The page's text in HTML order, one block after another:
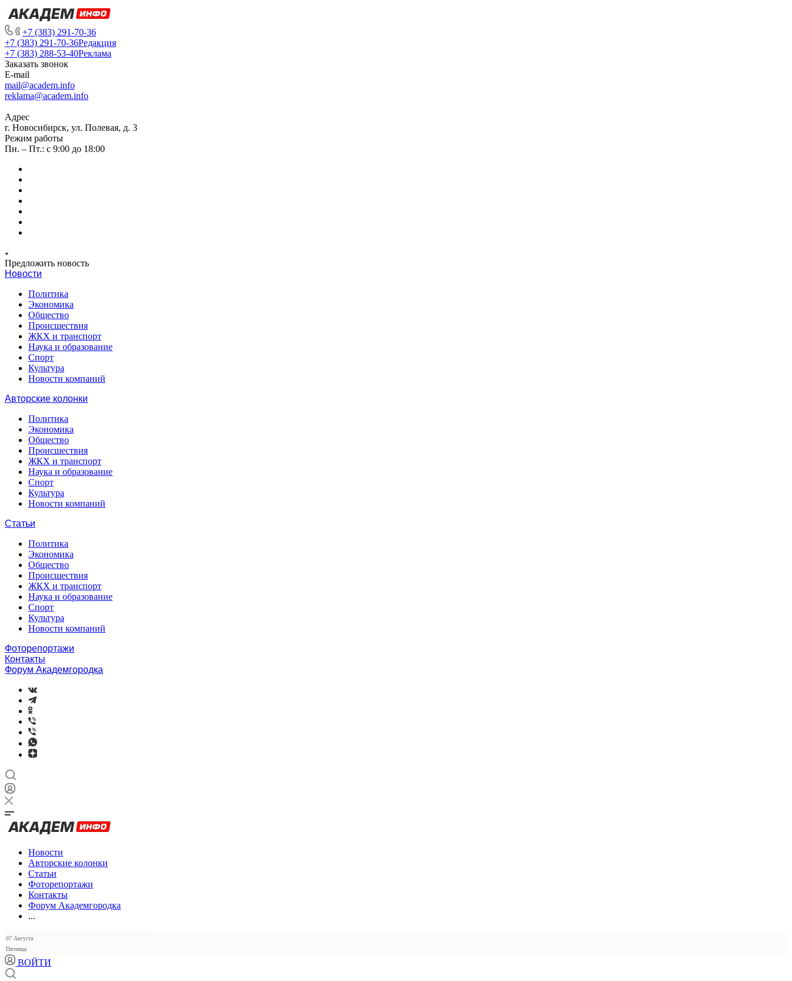
+7 (383) 291-70-36
+7 (383) 291-70-36Редакция
+7 (383) 288-53-40Реклама
Заказать звонок
E-mail
mail@academ.info
reklama@academ.info
Адрес
г. Новосибирск, ул. Полевая, д. 3
Режим работы
Пн. – Пт.: с 9:00 до 18:00
Предложить новость
Новости
Политика
Экономика
Общество
Происшествия
ЖКХ и транспорт
Наука и образование
Спорт
Культура
Новости компаний
Авторские колонки
Политика
Экономика
Общество
Происшествия
ЖКХ и транспорт
Наука и образование
Спорт
Культура
Новости компаний
Статьи
Политика
Экономика
Общество
Происшествия
ЖКХ и транспорт
Наука и образование
Спорт
Культура
Новости компаний
Фоторепортажи
Контакты
Форум Академгородка
Новости
Авторские колонки
Статьи
Фоторепортажи
Контакты
Форум Академгородка
...
07 Августа
Пятница
ВОЙТИ